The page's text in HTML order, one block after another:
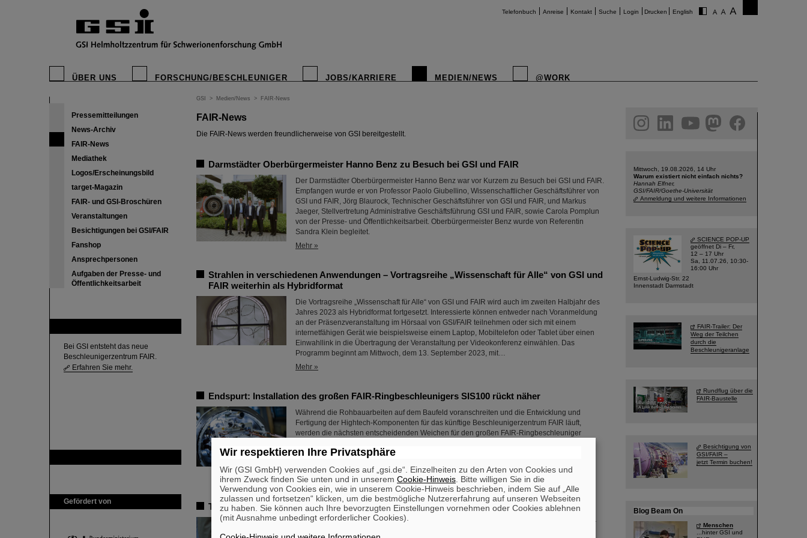
Telefonbuch Anreise Kontakt Suche Login Drucken English
ÜBER UNS FORSCHUNG/BESCHLEUNIGER JOBS/KARRIERE MEDIEN/NEWS @WORK
Pressemitteilungen
News-Archiv
FAIR-News
Mediathek
Logos/Erscheinungsbild
target-Magazin
FAIR- und GSI-Broschüren
Veranstaltungen
Besichtigungen bei GSI/FAIR
Fanshop
Ansprechpersonen
Aufgaben der Presse- und
Öffentlichkeitsarbeit
Bei GSI entsteht das neue
Beschleunigerzentrum FAIR.
Erfahren Sie mehr.
Gefördert von
GSI > Medien/News > FAIR-News
FAIR-News
Die FAIR-News werden freundlicherweise von GSI bereitgestellt.
Darmstädter Oberbürgermeister Hanno Benz zu Besuch bei GSI und FAIR
Der Darmstädter Oberbürgermeister Hanno Benz war vor Kurzem zu Besuch bei GSI und FAIR.
Empfangen wurde er von Professor Paolo Giubellino, Wissenschaftlicher Geschäftsführer von
GSI und FAIR, Jörg Blaurock, Technischer Geschäftsführer von GSI und FAIR, und Markus
Jaeger, Stellvertretung Administrative Geschäftsführung GSI und FAIR, sowie Carola Pomplun
von der Presse- und Öffentlichkeitsarbeit. Oberbürgermeister Benz wurde von Referentin
Sandra Klein begleitet.
Mehr »
Strahlen in verschiedenen Anwendungen – Vortragsreihe „Wissenschaft für Alle“ von GSI und
FAIR weiterhin als Hybridformat
Die Vortragsreihe „Wissenschaft für Alle“ von GSI und FAIR wird auch im zweiten Halbjahr des
Jahres 2023 als Hybridformat fortgesetzt. Interessierte können entweder nach Voranmeldung
an der Präsenzveranstaltung im Hörsaal von GSI/FAIR teilnehmen oder sich mit einem
internetfähigen Gerät wie beispielsweise einem Laptop, Mobiltelefon oder Tablet über einen
Einwahllink in die Übertragung der Veranstaltung per Videokonferenz einwählen. Das
Programm beginnt am Mittwoch, dem 13. September 2023, mit…
Mehr »
Endspurt: Installation des großen FAIR-Ringbeschleunigers SIS100 rückt näher
Während die Rohbauarbeiten auf dem Baufeld voranschreiten und die Entwicklung und
Fertigung der Hightech-Komponenten für das künftige Beschleunigerzentrum FAIR läuft,
werden die nächsten entscheidenden Weichen für den großen FAIR-Ringbeschleuniger
wird vorbereitet, der Endspurt Richtung Installationsstart des SIS100 hat begonnen. Die
Mehr »
Trauer um Bikash Sinha
FAIR und GSI trauern um einen herausragenden Wissenschaftler und einen der Wegbereiter
für das FAIR-Projekt. Der indische Physiker Bikash Sinha ist am 11. August im Alter von 78
facebook
Mittwoch, 19.08.2026, 14 Uhr
Warum existiert nicht einfach nichts?
Hannah Elfner,
GSI/FAIR/Goethe-Universität
Anmeldung und weitere Informationen
SCIENCE POP-UP
geöffnet Di – Fr,
12 – 17 Uhr
Sa, 11.07.26, 10:30-
16:00 Uhr
Ernst-Ludwig-Str. 22
Innenstadt Darmstadt
FAIR-Trailer: Der
Weg der Teilchen
durch die
Beschleunigeranlage
Rundflug über die
FAIR-Baustelle
Besichtigung von
GSI/FAIR –
jetzt Termin buchen!
Blog Beam On
Menschen
...hinter GSI und
Wir respektieren Ihre Privatsphäre
Wir (GSI GmbH) verwenden Cookies auf „gsi.de“. Einzelheiten zu den Arten von Cookies und
ihrem Zweck finden Sie unten und in unserem Cookie-Hinweis . Bitte willigen Sie in die
Verwendung von Cookies ein, wie in unserem Cookie-Hinweis beschrieben, indem Sie auf „Alle
zulassen und fortsetzen“ klicken, um die bestmögliche Nutzererfahrung auf unseren Webseiten
zu haben. Sie können auch Ihre bevorzugten Einstellungen vornehmen oder Cookies ablehnen
(mit Ausnahme unbedingt erforderlicher Cookies).